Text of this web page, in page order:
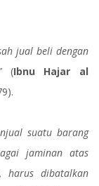
jual beli dengan
(Ibnu Hajar al
suatu barang
jaminan atas
harus dibatalkan